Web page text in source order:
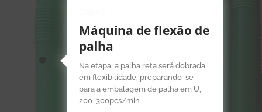
Máquina de flexão de
palha
Na etapa, a palha reta será dobrada
em flexibilidade, preparando-se
para a embalagem de palha em U,
200-300pcs/min